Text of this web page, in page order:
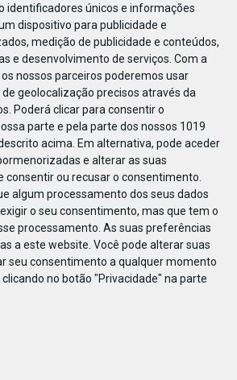
identificadores únicos e informações
dispositivo para publicidade e
medição de publicidade e conteúdos,
e desenvolvimento de serviços. Com a
nossos parceiros poderemos usar
geolocalização precisos através da
Poderá clicar para consentir o
parte e pela parte dos nossos 1019
acima. Em alternativa, pode aceder
e alterar as suas
consentir ou recusar o consentimento.
algum processamento dos seus dados
o seu consentimento, mas que tem o
processamento. As suas preferências
a este website. Você pode alterar suas
seu consentimento a qualquer momento
no botão "Privacidade" na parte